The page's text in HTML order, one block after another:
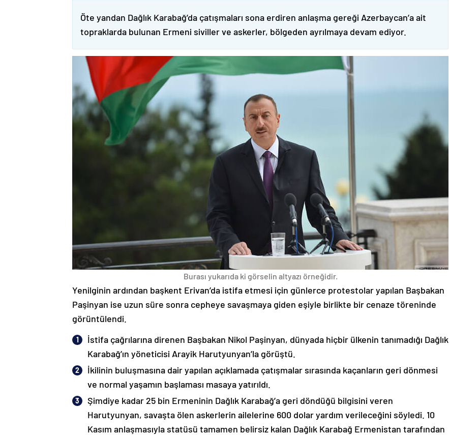
Öte yandan Dağlık Karabağ’da çatışmaları sona erdiren anlaşma gereği Azerbaycan’a ait
topraklarda bulunan Ermeni siviller ve askerler, bölgeden ayrılmaya devam ediyor.
Burası yukarıda ki görselin altyazı örneğidir.
Yenilginin ardından başkent Erivan’da istifa etmesi için günlerce protestolar yapılan Başbakan
Paşinyan ise uzun süre sonra cepheye savaşmaya giden eşiyle birlikte bir cenaze töreninde
görüntülendi.
İstifa çağrılarına direnen Başbakan Nikol Paşinyan, dünyada hiçbir ülkenin tanımadığı Dağlık
Karabağ’ın yöneticisi Arayik Harutyunyan’la görüştü.
İkilinin buluşmasına dair yapılan açıklamada çatışmalar sırasında kaçanların geri dönmesi
ve normal yaşamın başlaması masaya yatırıldı.
Şimdiye kadar 25 bin Ermeninin Dağlık Karabağ’a geri döndüğü bilgisini veren
Harutyunyan, savaşta ölen askerlerin ailelerine 600 dolar yardım verileceğini söyledi. 10
Kasım anlaşmasıyla statüsü tamamen belirsiz kalan Dağlık Karabağ Ermenistan tarafından